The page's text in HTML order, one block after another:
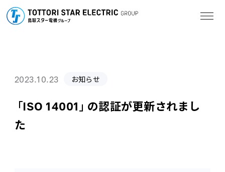
2023.10.23 お知らせ
「ISO 14001」の認証が更新されまし
た